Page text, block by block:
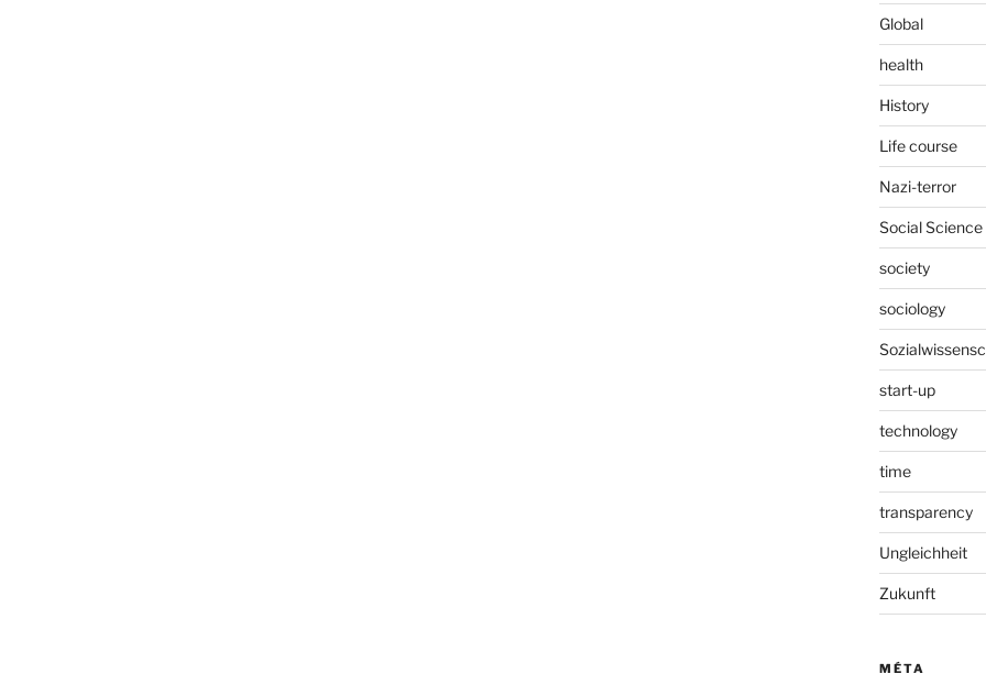
Global
health
History
Life course
Nazi-terror
Social Science
society
sociology
start-up
technology
time
transparency
Ungleichheit
Zukunft
MÉTA